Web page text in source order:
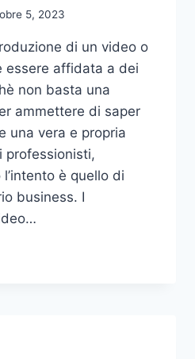
5, 2023
di un video o
essere affidata a dei
non basta una
ammettere di saper
una vera e propria
professionisti,
è quello di
business. I